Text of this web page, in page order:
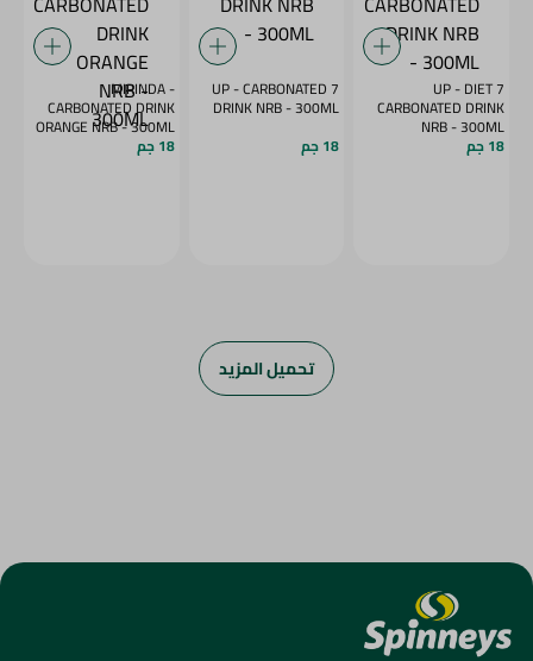
7 UP - DIET
CARBONATED DRINK
NRB - 300ML
18 جم
7 UP - CARBONATED
DRINK NRB - 300ML
18 جم
MIRINDA -
CARBONATED DRINK
ORANGE NRB - 300ML
18 جم
تحميل المزيد